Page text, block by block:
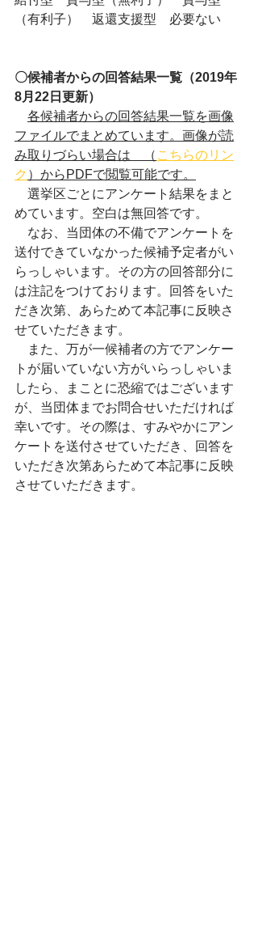
（有利子）　返還支援型　必要ない
〇候補者からの回答結果一覧（2019年
8月22日更新）
各候補者からの回答結果一覧を画像
ファイルでまとめています。画像が読
み取りづらい場合は　（ こちらのリン
ク ）からPDFで閲覧可能です。
選挙区ごとにアンケート結果をまと
めています。空白は無回答です。
なお、当団体の不備でアンケートを
送付できていなかった候補予定者がい
らっしゃいます。その方の回答部分に
は注記をつけております。回答をいた
だき次第、あらためて本記事に反映さ
せていただきます。
また、万が一候補者の方でアンケー
トが届いていない方がいらっしゃいま
したら、まことに恐縮ではございます
が、当団体までお問合せいただければ
幸いです。その際は、すみやかにアン
ケートを送付させていただき、回答を
いただき次第あらためて本記事に反映
させていただきます。